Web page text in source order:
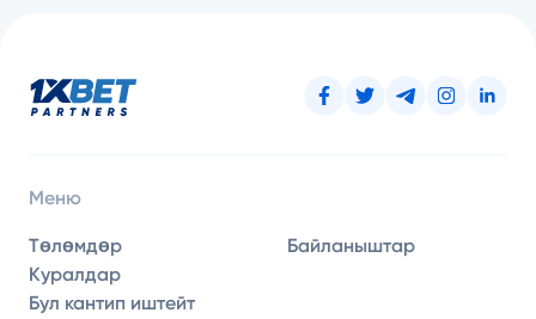
Меню
Төлөмдөр
Куралдар
Бул кантип иштейт
Байланыштар